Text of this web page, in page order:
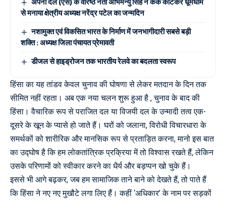
से मनाया क्षेत्रीय अध्यक्ष नरेंद्र पटेल का जन्मदिन
नशामुक्त एवं विकसित भारत के निर्माण में जनभागीदारी सबसे बड़ी
शक्ति : अध्यक्ष जिला पंचायत प्रेमावती
डीजल से हाइड्रोजन तक भारतीय रेलवे का बदलता स्वरूप
हिंसा का यह तांडव केवल चुनाव की घोषणा से लेकर मतदान के दिन तक
सीमित नहीं रहता। अब एक नया चलन शुरू हुआ है , चुनाव के बाद की
हिंसा। वैचारिक रूप से पराजित दल या विजयी दल के उन्मादी तत्व एक-
दूसरे के खून के प्यासे हो जाते हैं। घरों को जलाना, विरोधी विचारधारा के
समर्थकों को शारीरिक और मानसिक रूप से प्रताड़ित करना, मानो इस बात
का उद्घोष है कि हम लोकतांत्रिक प्रक्रिया में तो विश्वास रखते हैं, लेकिन
उसके परिणामों को स्वीकार करने का धैर्य और बड़प्पन खो चुके हैं।
इससे भी आगे बढ़कर, जब हम सामाजिक ताने बाने को देखते हैं, तो पाते हैं
कि हिंसा ने नए नए मुखौटे लगा लिए हैं। कहीं ‘अधिकार’ के नाम पर सड़कों